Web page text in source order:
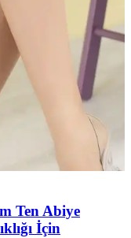
Ten Abiye
İçin